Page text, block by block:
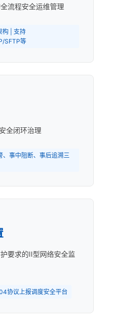
流程安全运维管理
构 | 支持
SFTP等
全闭环治理
事中阻断、事后追溯三
要求的II型网络安全监
协议上报调度安全平台